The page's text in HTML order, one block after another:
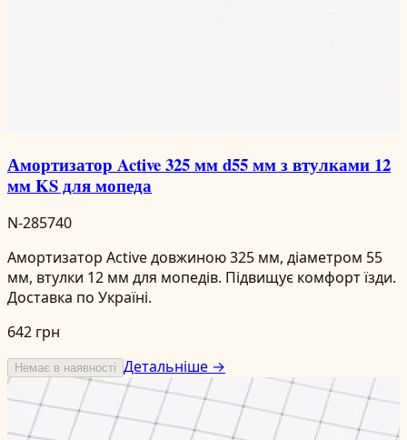
Амортизатор Active 325 мм d55 мм з втулками 12
мм KS для мопеда
N-285740
Амортизатор Active довжиною 325 мм, діаметром 55
мм, втулки 12 мм для мопедів. Підвищує комфорт їзди.
Доставка по Україні.
642 грн
Немає в наявності Детальніше →